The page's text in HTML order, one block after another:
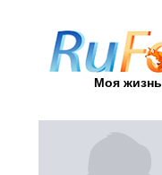
Моя жизнь